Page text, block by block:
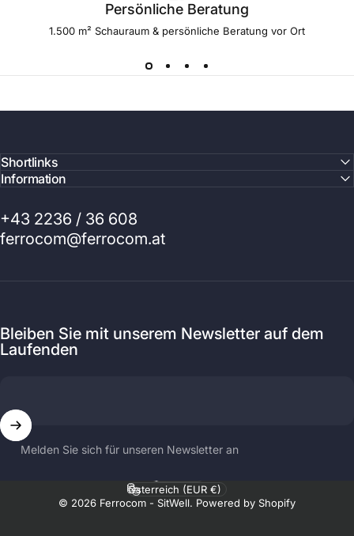
Persönliche Beratung
1.500 m² Schauraum & persönliche Beratung vor Ort
Shortlinks
Information
+43 2236 / 36 608
ferrocom@ferrocom.at
Bleiben Sie mit unserem Newsletter auf dem
Laufenden
Melden Sie sich für unseren Newsletter an
© 2026 Ferrocom - SitWell. Powered by Shopify
Sprache
Land/Region